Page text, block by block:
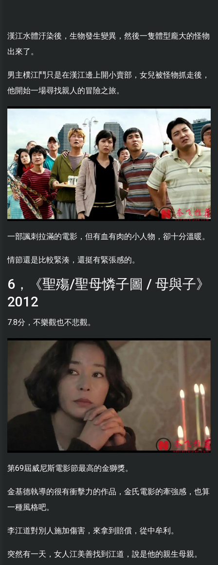
漢江水體汙染後，生物發生變異，然後一隻體型龐大的怪物
出來了。
男主樸江鬥只是在漢江邊上開小賣部，女兒被怪物抓走後，
他開始一場尋找親人的冒險之旅。
一部諷刺拉滿的電影，但有血有肉的小人物，卻十分溫暖。
情節還是比較緊湊，還挺有緊張感的。
6，《聖殤/聖母憐子圖 / 母與子》
2012
7.8分，不樂觀也不悲觀。
第69屆威尼斯電影節最高的金獅獎。
金基德執導的很有衝擊力的作品，金氏電影的牽強感，也算
一種風格吧。
李江道對別人施加傷害，來拿到賠償，從中牟利。
突然有一天，女人江美善找到江道，說是他的親生母親。